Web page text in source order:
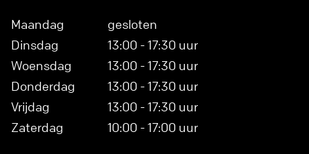
Maandag
gesloten
Dinsdag
13:00 - 17:30 uur
Woensdag
13:00 - 17:30 uur
Donderdag
13:00 - 17:30 uur
Vrijdag
13:00 - 17:30 uur
Zaterdag
10:00 - 17:00 uur